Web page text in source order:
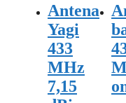
Antena
Yagi
433
MHz
7,15